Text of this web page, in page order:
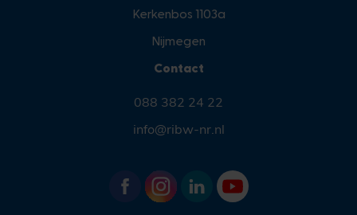
Kerkenbos 1103a
Nijmegen
Contact
088 382 24 22
info@ribw-nr.nl